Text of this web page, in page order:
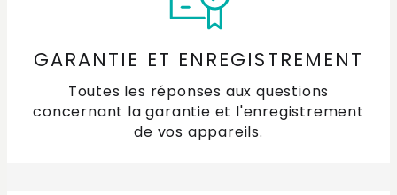
GARANTIE ET ENREGISTREMENT
Toutes les réponses aux questions
concernant la garantie et l'enregistrement
de vos appareils.